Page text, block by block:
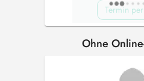
Termin
Ohne